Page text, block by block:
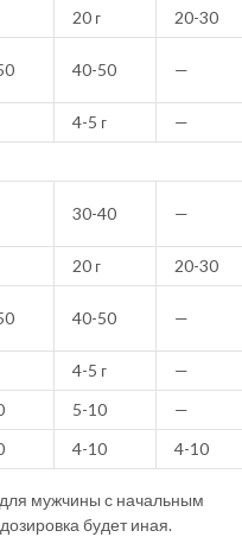
20 г 20-30
40-50 —
4-5 г
—
30-40 —
20 г 20-30
40-50 —
4-5 г
—
5-10
—
4-10 4-10
мужчины с начальным
будет иная.